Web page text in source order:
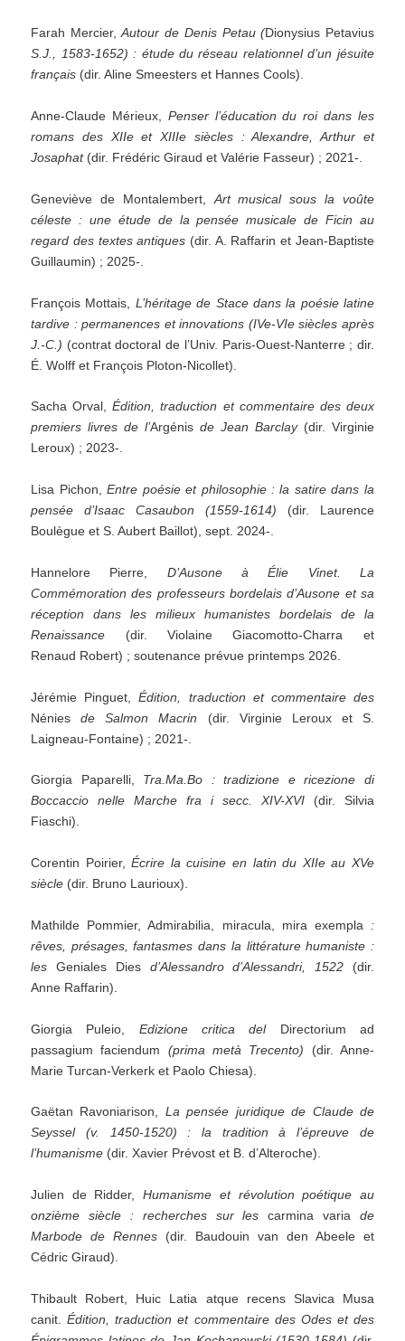
Farah Mercier,Autour de Denis Petau (Dionysius Petavius
S.J., 1583-1652) : étude du réseau relationnel d’un jésuite
français (dir. Aline Smeesters et Hannes Cools).
Anne-Claude Mérieux, Penser l’éducation du roi dans les
romans des XIIe et XIIIe siècles : Alexandre, Arthur et
Josaphat(dir. Frédéric Giraud et Valérie Fasseur) ; 2021-.
Geneviève de Montalembert, Art musical sous la voûte
céleste : une étude de la pensée musicale de Ficin au
regard des textes antiques (dir. A. Raffarin et Jean-Baptiste
Guillaumin) ; 2025-.
François Mottais, L’héritage de Stace dans la poésie latine
tardive : permanences et innovations (IVe-VIe siècles après
J.-C.) (contrat doctoral de l’Univ. Paris-Ouest-Nanterre ; dir.
É. Wolff et François Ploton-Nicollet).
Sacha Orval,Édition, traduction et commentaire des deux
premiers livres de l’Argénisde Jean Barclay(dir. Virginie
Leroux) ; 2023-.
Lisa Pichon,Entre poésie et philosophie : la satire dans la
pensée d’Isaac Casaubon (1559-1614) (dir. Laurence
Boulègue et S. Aubert Baillot), sept. 2024-.
Hannelore Pierre, D’Ausone à Élie Vinet. La
Commémoration des professeurs bordelais d’Ausone et sa
réception dans les milieux humanistes bordelais de la
Renaissance (dir. Violaine Giacomotto-Charra et
Renaud Robert) ; soutenance prévue printemps 2026.
Jérémie Pinguet,Édition, traduction et commentaire des
Néniesde Salmon Macrin (dir. Virginie Leroux et S.
Laigneau-Fontaine) ; 2021-.
Giorgia Paparelli, Tra.Ma.Bo : tradizione e ricezione di
Boccaccio nelle Marche fra i secc. XIV-XVI(dir. Silvia
Fiaschi).
Corentin Poirier,Écrire la cuisine en latin du XIIe au XVe
siècle (dir. Bruno Laurioux).
Mathilde Pommier, Admirabilia, miracula, mira exempla :
rêves, présages, fantasmes dans la littérature humaniste :
les Geniales Dies d’Alessandro d’Alessandri, 1522 (dir.
Anne Raffarin).
Giorgia Puleio, Edizione critica delDirectorium ad
passagium faciendum (prima metà Trecento) (dir. Anne-
Marie Turcan-Verkerk et Paolo Chiesa).
Gaëtan Ravoniarison, La pensée juridique de Claude de
Seyssel (v. 1450-1520) : la tradition à l’épreuve de
l’humanisme (dir. Xavier Prévost et B. d’Alteroche).
Julien de Ridder,Humanisme et révolution poétique au
onzième siècle : recherches sur lescarmina varia de
Marbode de Rennes (dir. Baudouin van den Abeele et
Cédric Giraud).
Thibault Robert, Huic Latia atque recens Slavica Musa
canit.Édition, traduction et commentaire des Odes et des